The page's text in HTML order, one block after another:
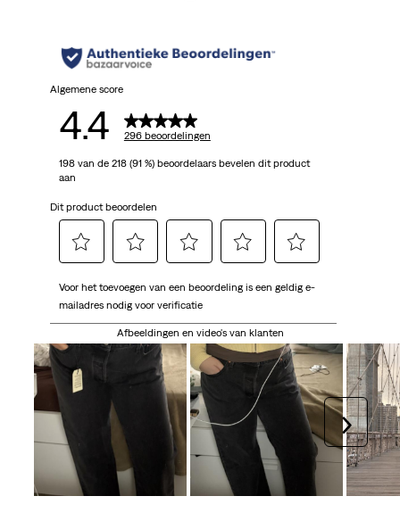
Algemene score
4.4 296 beoordelingen
198 van de 218 (91 %) beoordelaars bevelen dit product
aan
Dit product beoordelen
om
het
te
beoordelen
met
1
ster.
Hiermee
open
je
om
het
artikel
te
beoordelen
met
2
sterren.
Hiermee
open
je
om
het
artikel
te
beoordelen
met
3
sterren.
Hiermee
om
artikel
te
beoordelen
sterren.
Hiermee
open
je
om
artikel
te
beoordelen
met
sterren.
Hiermee
open
je
Voor het toevoegen van een beoordeling is een geldig e-
mailadres nodig voor verificatie
Afbeeldingen en video's van klanten